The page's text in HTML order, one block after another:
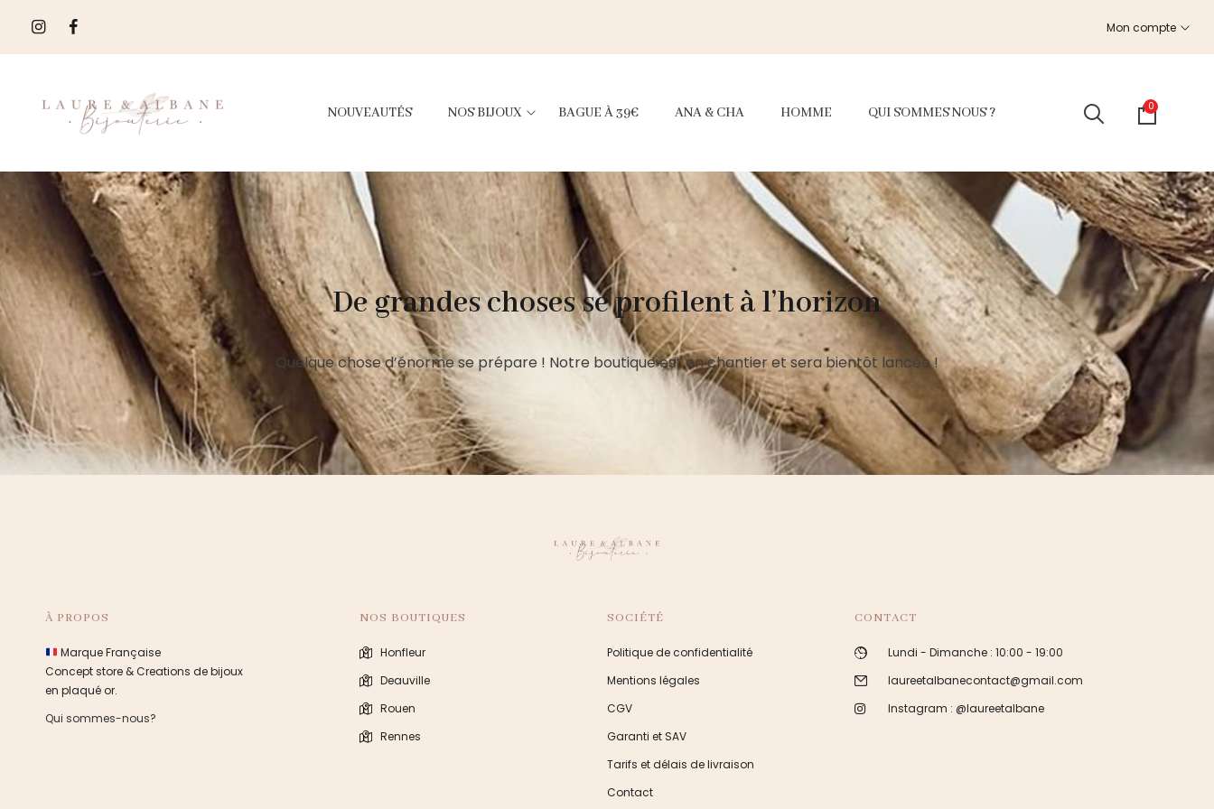
Mon compte
NOUVEAUTÉS NOS BIJOUX BAGUE À 39€ ANA & CHA HOMME QUI SOMMES NOUS ? 0
De grandes choses se profilent à l’horizon
Quelque chose d’énorme se prépare ! Notre boutique est en chantier et sera bientôt lancée !
À PROPOS
Marque Française
Concept store & Creations de bijoux
en plaqué or.
Qui sommes-nous?
NOS BOUTIQUES
Honfleur
Deauville
Rouen
Rennes
SOCIÉTÉ
Politique de confidentialité
Mentions légales
CGV
Garanti et SAV
Tarifs et délais de livraison
Contact
CONTACT
Lundi - Dimanche : 10:00 - 19:00
laureetalbanecontact@gmail.com
Instagram : @laureetalbane